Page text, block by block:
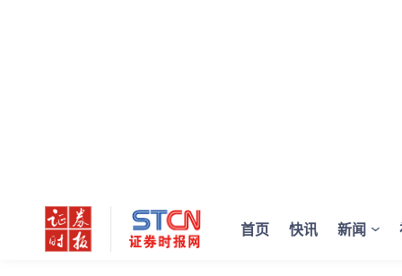
首页 快讯 新闻